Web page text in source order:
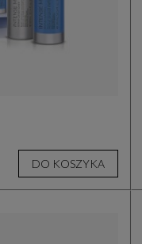
DO KOSZYKA